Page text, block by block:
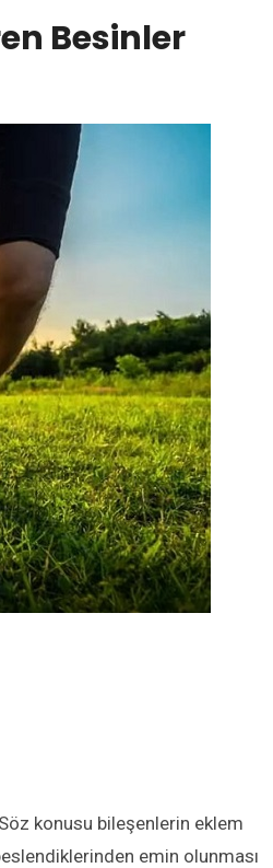
Besinler
konusu bileşenlerin eklem
emin olunması